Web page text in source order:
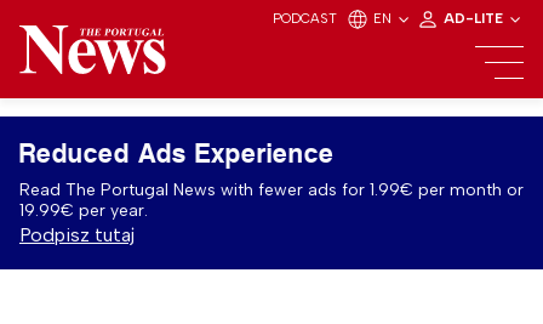
PODCAST EN AD-LITE
Reduced Ads Experience
Read The Portugal News with fewer ads for 1.99€ per month or
19.99€ per year.
Podpisz tutaj